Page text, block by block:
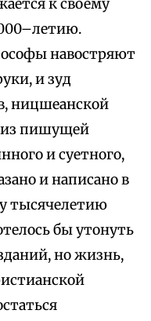
к своему
навостряют
и зуд
ницшеанской
из пишущей
и суетного,
и написано в
тысячелетию
бы утонуть
но жизнь,